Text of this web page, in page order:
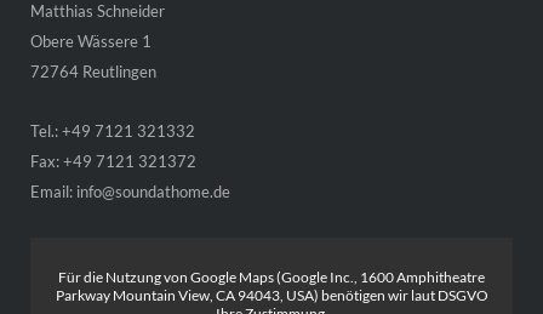
Matthias Schneider
Obere Wässere 1
72764 Reutlingen
Tel.: +49 7121 321332
Fax: +49 7121 321372
Email: info@soundathome.de
Für die Nutzung von Google Maps (Google Inc., 1600 Amphitheatre
Parkway Mountain View, CA 94043, USA) benötigen wir laut DSGVO